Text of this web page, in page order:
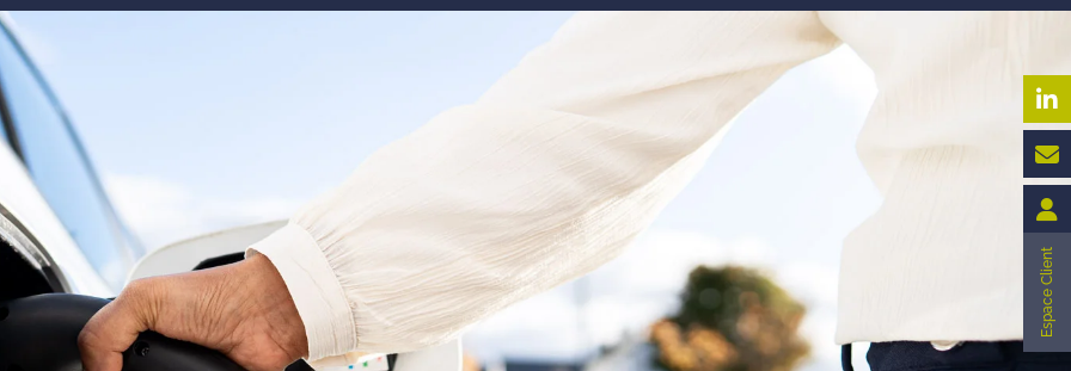
Espace Client